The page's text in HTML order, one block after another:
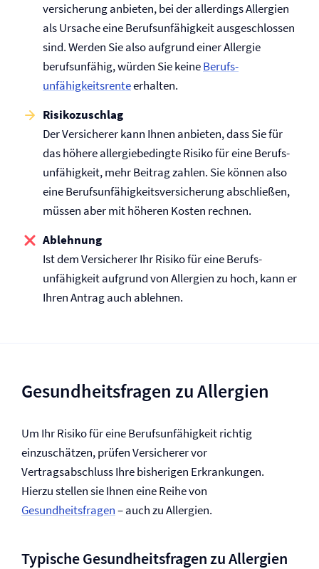
versicherung anbieten, bei der allerdings Allergien
als Ursache eine Berufs­unfähigkeit ausgeschlossen
sind. Werden Sie also aufgrund einer Allergie
berufsunfähig, würden Sie keineBerufs­
unfähigkeitsrenteerhalten.
Risikozuschlag
Der Versicherer kann Ihnen anbieten, dass Sie für
das höhere allergiebedingte Risiko für eine Berufs­
unfähigkeit, mehr Beitrag zahlen. Sie können also
eine Berufs­unfähigkeits­versicherung abschließen,
müssen aber mit höheren Kosten rechnen.
Ablehnung
Ist dem Versicherer Ihr Risiko für eine Berufs­
unfähigkeit aufgrund von Allergien zu hoch, kann er
Ihren Antrag auch ablehnen.
Gesundheitsfragen zu Allergien
Um Ihr Risiko für eine Berufs­unfähigkeit richtig
einzuschätzen, prüfen Versicherer vor
Vertragsabschluss Ihre bisherigen Erkrankungen.
Hierzu stellen sie Ihnen eine Reihe von
Gesundheitsfragen– auch zu Allergien.
Typische Gesundheitsfragen zu Allergien